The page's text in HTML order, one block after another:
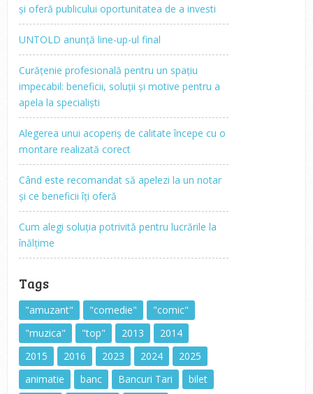
și oferă publicului oportunitatea de a investi
UNTOLD anunță line-up-ul final
Curățenie profesională pentru un spațiu
impecabil: beneficii, soluții și motive pentru a
apela la specialiști
Alegerea unui acoperiș de calitate începe cu o
montare realizată corect
Când este recomandat să apelezi la un notar
și ce beneficii îți oferă
Cum alegi soluția potrivită pentru lucrările la
înălțime
Tags
"amuzant" "comedie"
"comic"
"muzica"
"top" 2013
2014
2015
2016 2023 2024
2025
animatie
banc Bancuri Tari
bilet